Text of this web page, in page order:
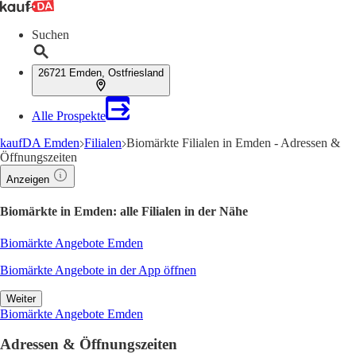
Suchen
26721 Emden, Ostfriesland
Alle Prospekte
kaufDA Emden Filialen Biomärkte Filialen in Emden - Adressen &
Öffnungszeiten
Anzeigen
Biomärkte in Emden: alle Filialen in der Nähe
Biomärkte Angebote Emden
Biomärkte Angebote in der App öffnen
Weiter
Biomärkte Angebote Emden
Adressen & Öffnungszeiten